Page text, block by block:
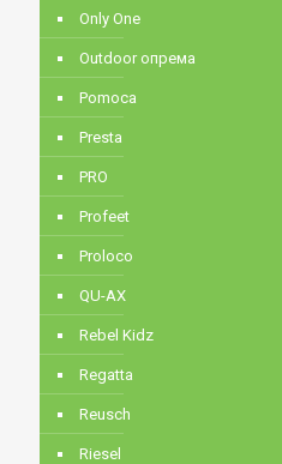
Only One
Outdoor опрема
Pomoca
Presta
PRO
Profeet
Proloco
QU-AX
Rebel Kidz
Regatta
Reusch
Riesel